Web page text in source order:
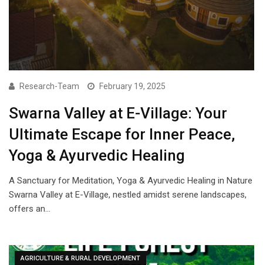
Research-Team February 19, 2025
Swarna Valley at E-Village: Your
Ultimate Escape for Inner Peace,
Yoga & Ayurvedic Healing
A Sanctuary for Meditation, Yoga & Ayurvedic Healing in Nature
Swarna Valley at E-Village, nestled amidst serene landscapes,
offers an…
AGRICULTURE & RURAL DEVELOPMENT